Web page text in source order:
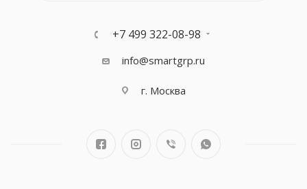
+7 499 322-08-98
info@smartgrp.ru
г. Москва